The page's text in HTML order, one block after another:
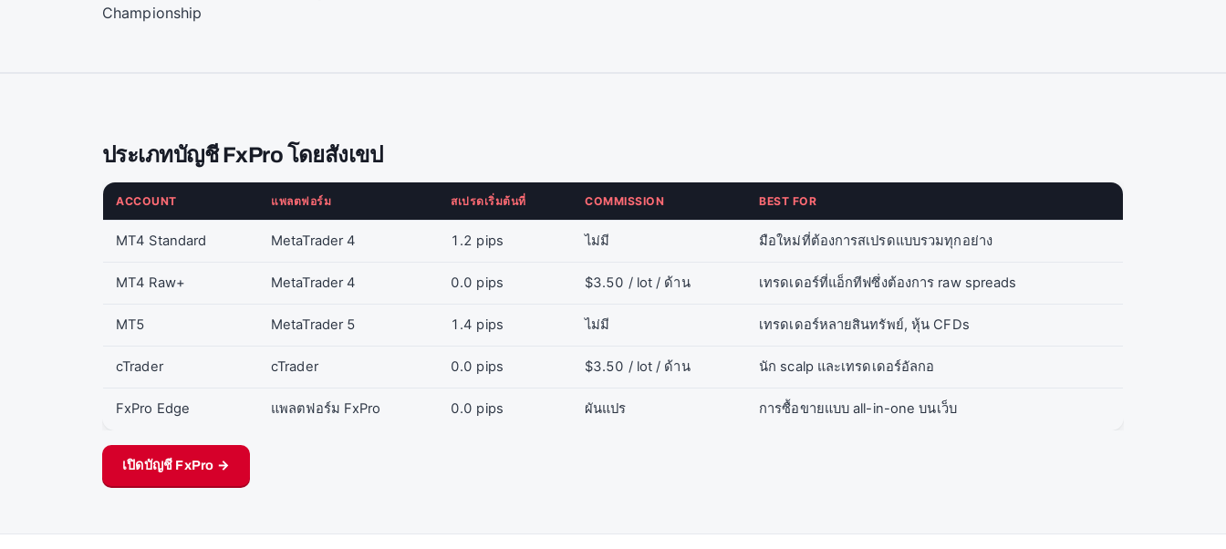
Championship
ประเภทบัญชี FxPro โดยสังเขป
ACCOUNT แพลตฟอร์ม สเปรดเริ่มต้นที่ COMMISSION BEST FOR
MT4 Standard MetaTrader 4 1.2 pips ไม่มี มือใหม่ที่ต้องการสเปรดแบบรวมทุกอย่าง
MT4 Raw+ MetaTrader 4 0.0 pips $3.50 / lot / ด้าน เทรดเดอร์ที่แอ็กทีฟซึ่งต้องการ raw spreads
MT5 MetaTrader 5 1.4 pips ไม่มี เทรดเดอร์หลายสินทรัพย์, หุ้น CFDs
cTrader cTrader 0.0 pips $3.50 / lot / ด้าน นัก scalp และเทรดเดอร์อัลกอ
FxPro Edge แพลตฟอร์ม FxPro 0.0 pips ผันแปร การซื้อขายแบบ all-in-one บนเว็บ
เปิดบัญชี FxPro →